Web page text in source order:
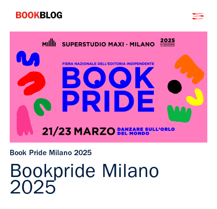
contenuto
Bookblog
Book Pride Milano 2025
Bookpride Milano
2025